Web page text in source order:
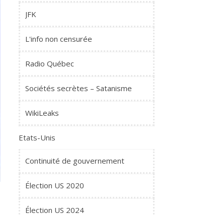
JFK
L'info non censurée
Radio Québec
Sociétés secrètes – Satanisme
WikiLeaks
Etats-Unis
Continuité de gouvernement
Élection US 2020
Élection US 2024